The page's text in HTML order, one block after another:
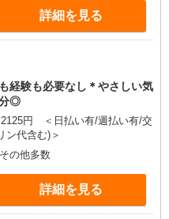
詳細を見る
経験も必要なし＊やさしい気
◎
2125円 ＜日払い有/週払い有/交
ン代含む)＞
の他多数
詳細を見る